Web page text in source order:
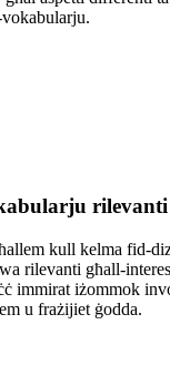
rilevanti
kull kelma fid-
rilevanti għall-
immirat iżommok
u frażijiet ġodda.